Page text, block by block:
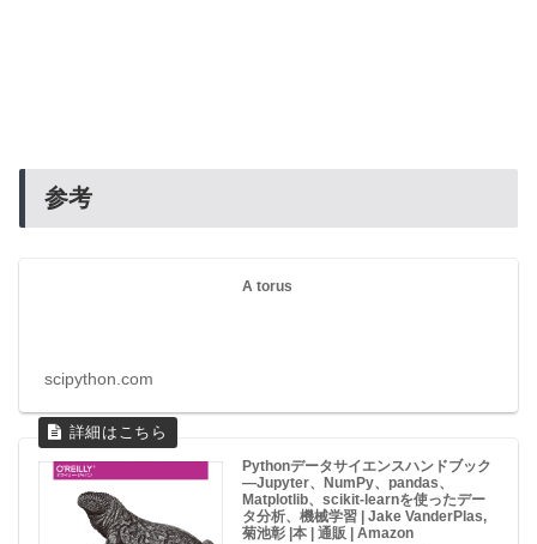
参考
A torus
scipython.com
Pythonデータサイエンスハンドブック
―Jupyter、NumPy、pandas、
Matplotlib、scikit-learnを使ったデー
タ分析、機械学習 | Jake VanderPlas,
菊池彰 |本 | 通販 | Amazon